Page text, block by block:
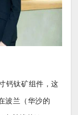
钙钛矿组件，这
波兰（华沙的